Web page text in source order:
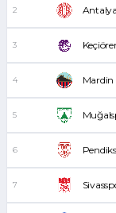
2
3
4 Mardin
5
6
7